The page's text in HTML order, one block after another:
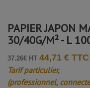
PAPIER JAPON
30/40G/M² - L
37.26€ HT 44,71 € TTC
Tarif particulier,
(professionnel,